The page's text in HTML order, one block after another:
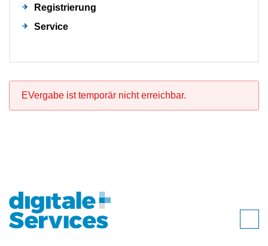
Registrierung
Service
EVergabe ist temporär nicht erreichbar.